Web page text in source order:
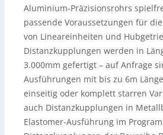
Aluminium-Präzisionsrohrs
passende Voraussetzungen für
von Lineareinheiten und
Distanzkupplungen werden in
3.000mm gefertigt – auf Anfrage
Ausführungen mit bis zu 6m
einseitig oder komplett starren
auch Distanzkupplungen in
Elastomer-Ausführung im